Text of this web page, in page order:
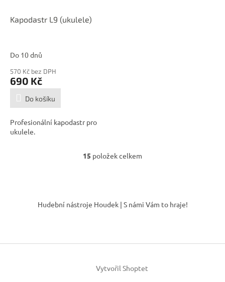
Kapodastr L9 (ukulele)
Do 10 dnů
570 Kč bez DPH
690 Kč
Do košíku
Profesionální kapodastr pro
ukulele.
O
a
r
k
y
15 položek celkem
í
Hudební nástroje Houdek | S námi Vám to hraje!
Vytvořil Shoptet